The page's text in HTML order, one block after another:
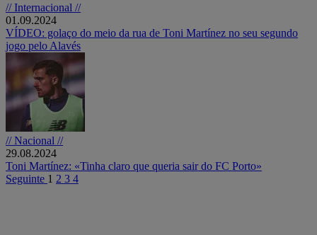
// Internacional //
01.09.2024
VÍDEO: golaço do meio da rua de Toni Martínez no seu segundo
jogo pelo Alavés
// Nacional //
29.08.2024
Toni Martínez: «Tinha claro que queria sair do FC Porto»
Seguinte 1 2 3 4